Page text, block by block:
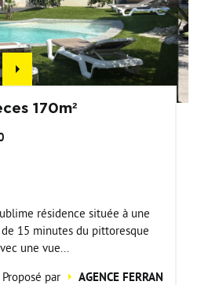
170m²
résidence située à une
15 minutes du pittoresque
une vue...
Proposé par
AGENCE FERRAN